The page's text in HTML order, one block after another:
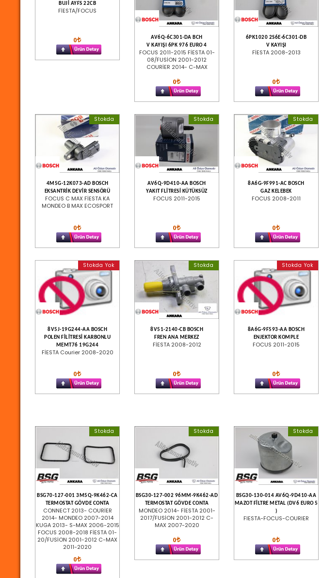
BUJİ AYFS 22CB
FİESTA/FOCUS
0
AV6Q-6C301-DA BCH
V KAYIŞI 6PK 976 EURO 4
FOCUS 2011-2015 FİESTA 01-
08/FUSİON 2001-2012
COURİER 2014- C-MAX
0
6PK1020 2S6E-6C301-DB
V KAYIŞI
FİESTA 2008-2013
0
Stokda
4M5G-12K073-AD BOSCH
EKSANTRİK DEVİR SENSÖRÜ
FOCUS C MAX FİESTA KA
MONDEO B MAX ECOSPORT
0
Stokda
AV6Q-9D410-AA BOSCH
YAKIT FLİTRESİ KÜTÜKSÜZ
FOCUS 2011-2015
0
Stokda
8A6G-9F991-AC BOSCH
GAZ KELEBEK
FOCUS 2008-2011
0
Stokda Yok
8V5J-19G244-AA BOSCH
POLEN FİLİTRESİ KARBONLU
MEMT76 19G244
FİESTA Courier 2008-2020
0
Stokda
8V51-2140-CB BOSCH
FREN ANA MERKEZ
FİESTA 2008-2012
0
Stokda Yok
8A6G-9F593-AA BOSCH
ENJEKTOR KOMPLE
FOCUS 2011-2015
0
Stokda
BSG70-127-001 3M5Q-9K462-CA
TERMOSTAT GÖVDE CONTA
CONNECT 2013- COURİER
2014- MONDEO 2007-2014
KUGA 2013- S-MAX 2006-2015
FOCUS 2008-2018 FİESTA 01-
20/FUSİON 2001-2012 C-MAX
2011-2020
0
Stokda
BSG30-127-002 96MM-9K462-AD
TERMOSTAT GÖVDE CONTA
MONDEO 2014- FİESTA 2001-
2017/FUSİON 2001-2012 C-
MAX 2007-2020
0
Stokda
BSG30-130-014 AV6Q-9D410-AA
MAZOT FİLTRE METAL (DV6 EURO 5
)
FIESTA-FOCUS-COURIER
0